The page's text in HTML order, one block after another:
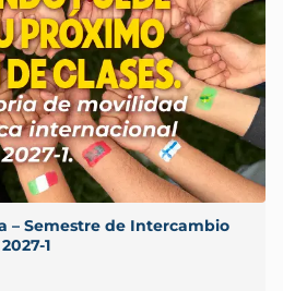
– Semestre de Intercambio
1